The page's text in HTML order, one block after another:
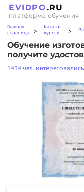
EVIDPO.RU
платформа обучения
Главная
страница
>
Каталог
курсов
>
Обучение
получите
1434 чел.